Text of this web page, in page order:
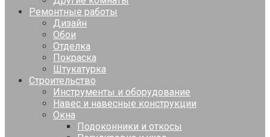
Ремонтные работы
Дизайн
Обои
Отделка
Покраска
Штукатурка
Строительство
Инструменты и оборудование
Навес и навесные конструкции
Окна
Подоконники и откосы